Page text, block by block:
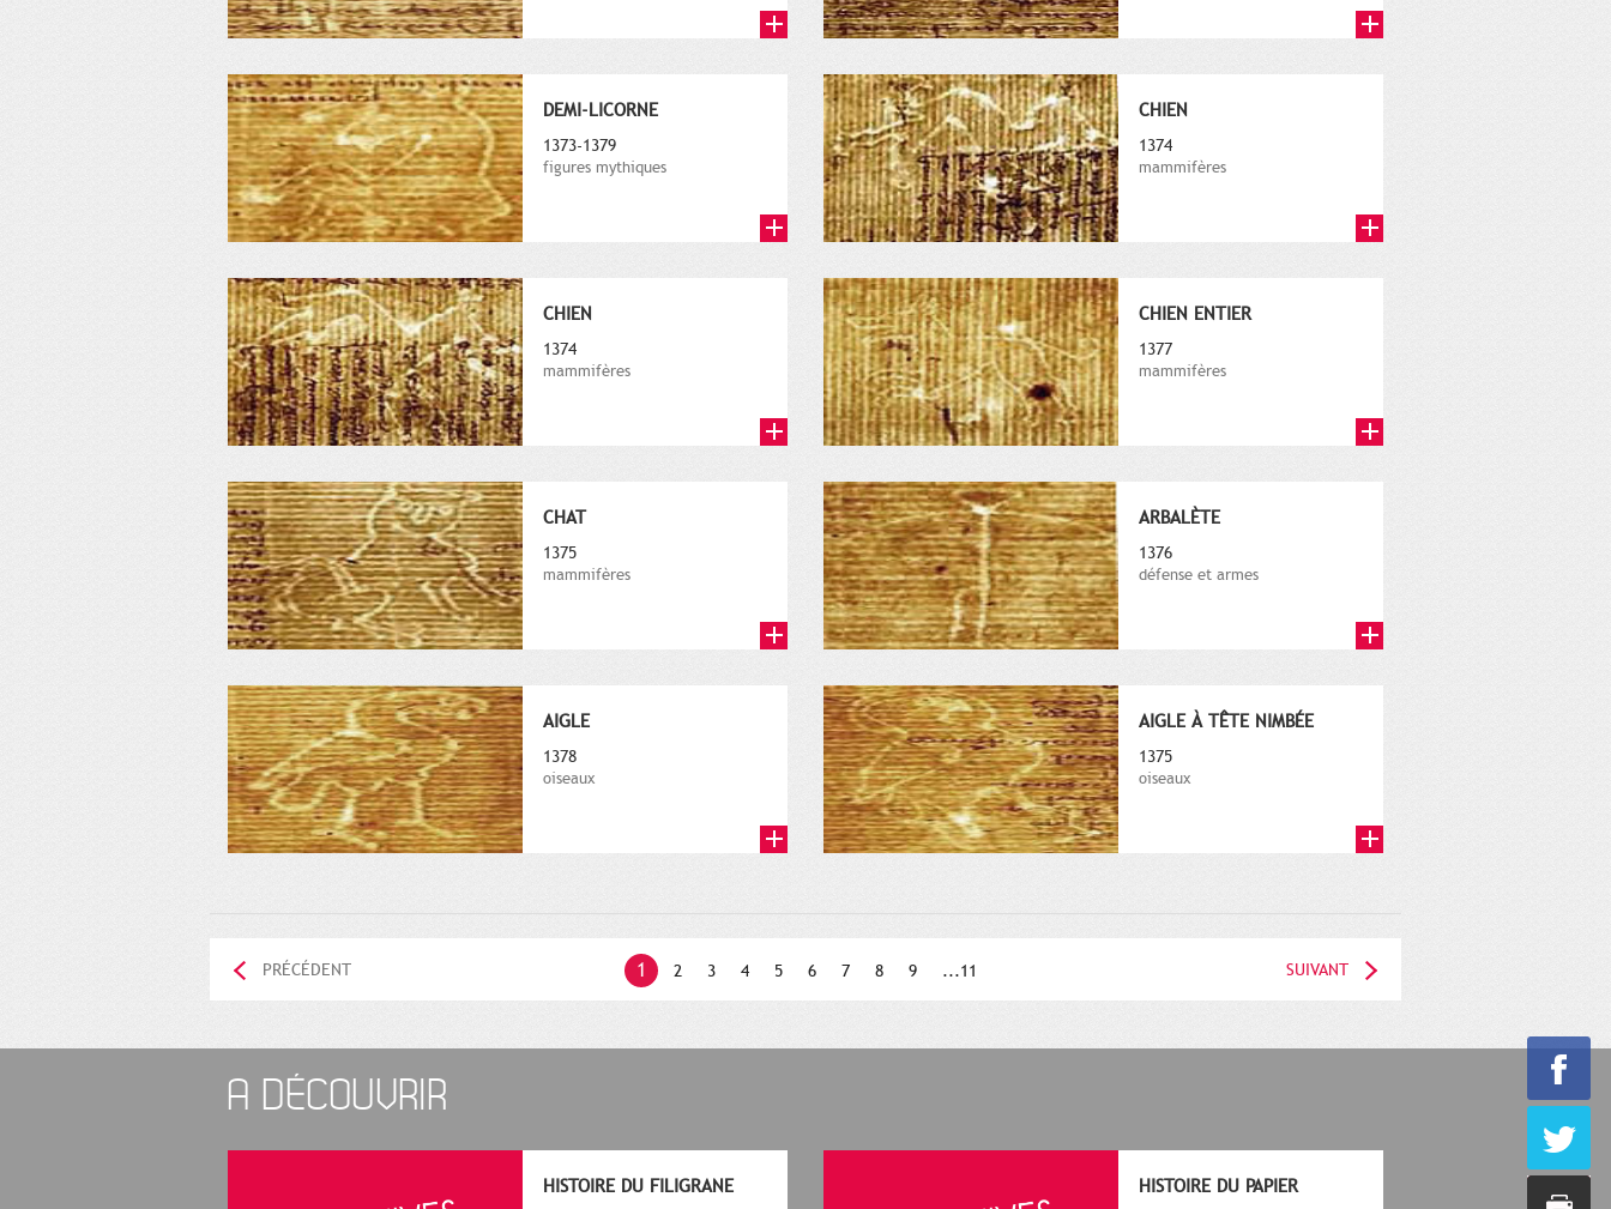
DEMI-LICORNE
1373-1379
figures mythiques
CHIEN
1374
mammifères
CHIEN
1374
mammifères
CHIEN ENTIER
1377
mammifères
CHAT
1375
mammifères
ARBALÈTE
1376
défense et armes
AIGLE
1378
oiseaux
AIGLE À TÊTE NIMBÉE
1375
oiseaux
1 2 3 4 5 6 7 8 9 ...11
PRÉCÉDENT SUIVANT
A DÉCOUVRIR
HISTOIRE DU FILIGRANE HISTOIRE DU PAPIER